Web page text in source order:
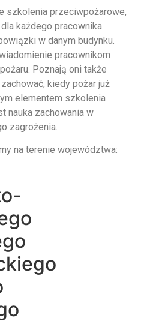
szkolenia przeciwpożarowe,
każdego pracownika
w danym budynku.
pracownikom
Poznają oni także
kiedy pożar już
elementem szkolenia
nauka zachowania w
zagrożenia.
na terenie województwa: